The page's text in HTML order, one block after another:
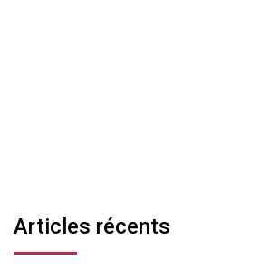
Articles récents